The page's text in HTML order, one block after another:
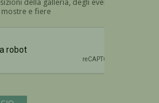
della galleria, degli eventi
e fiere